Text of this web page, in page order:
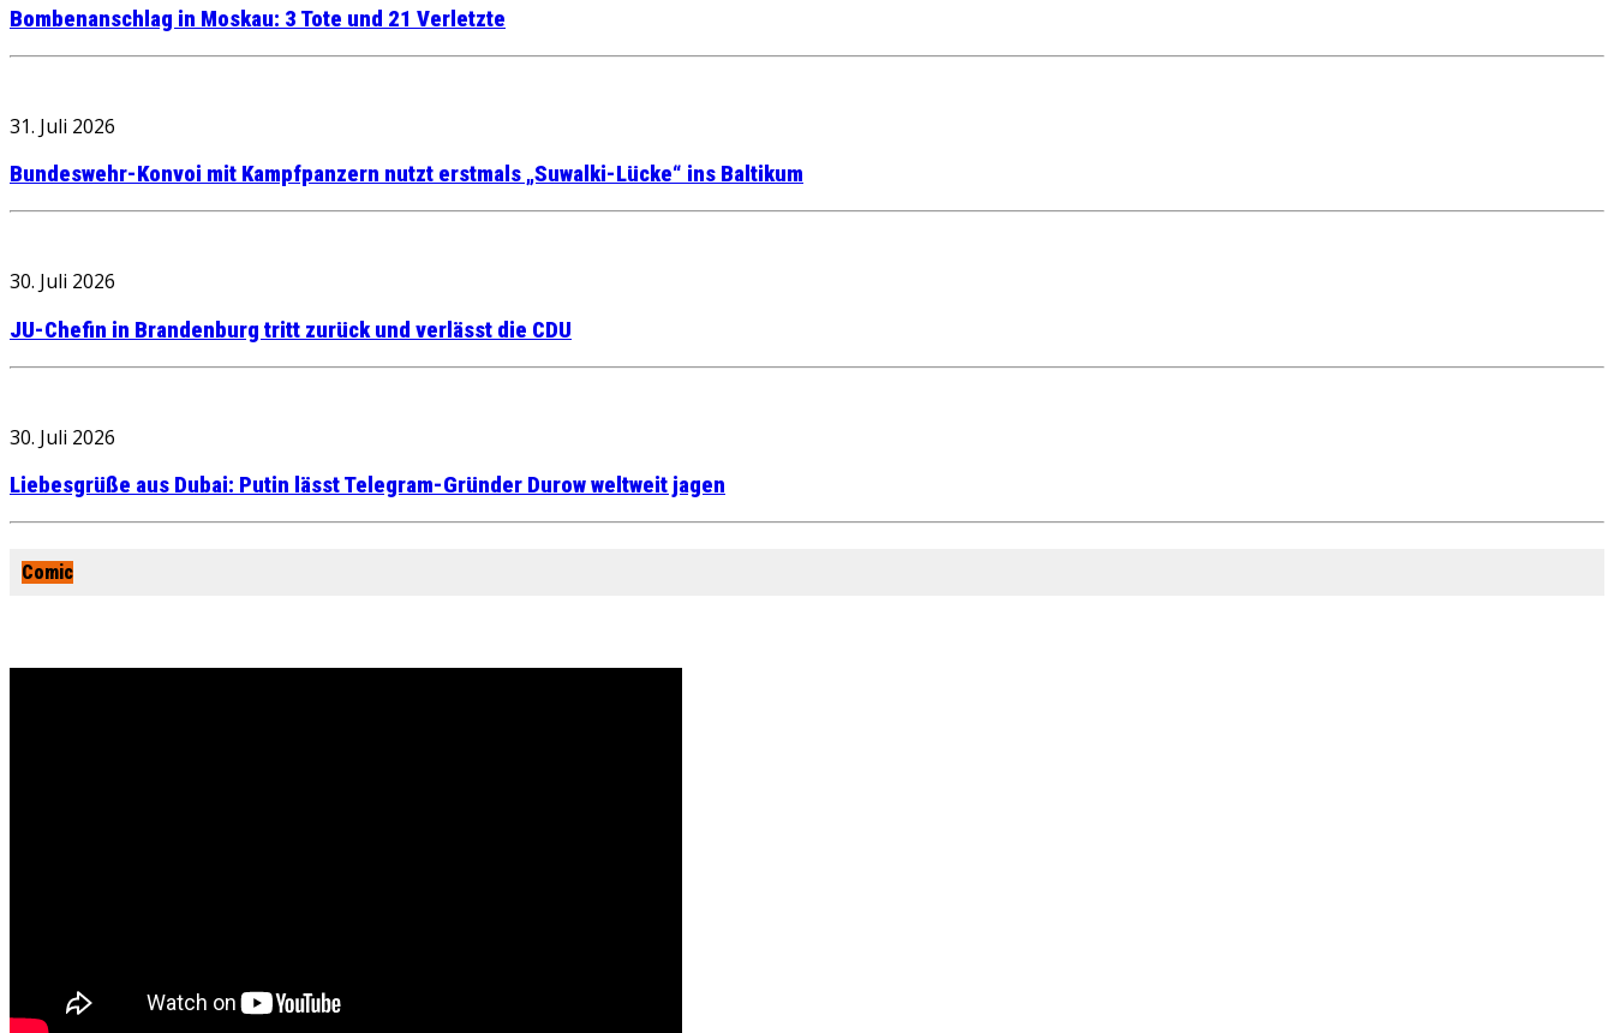
Bombenanschlag in Moskau: 3 Tote und 21 Verletzte
31. Juli 2026
Bundeswehr-Konvoi mit Kampfpanzern nutzt erstmals „Suwalki-Lücke“ ins Baltikum
30. Juli 2026
JU-Chefin in Brandenburg tritt zurück und verlässt die CDU
30. Juli 2026
Liebesgrüße aus Dubai: Putin lässt Telegram-Gründer Durow weltweit jagen
Comic